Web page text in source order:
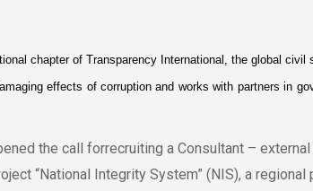
chapter of Transparency International, the global
effects of corruption and works with partners in
the call forrecruiting a Consultant –
“National Integrity System” (NIS), a